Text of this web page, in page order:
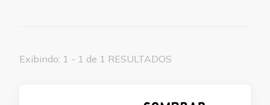
Exibindo: 1 - 1 de 1 RESULTADOS